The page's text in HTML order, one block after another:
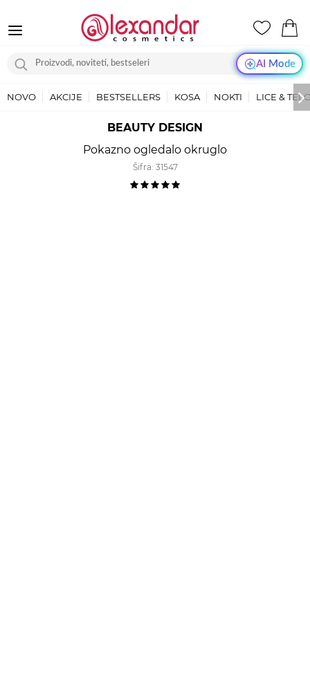
AI Mode
NOVO AKCIJE BESTSELLERS KOSA NOKTI LICE &
BEAUTY DESIGN
Pokazno ogledalo okruglo
Šifra: 31547